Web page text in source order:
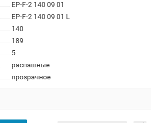
EP-F-2 140 09 01
EP-F-2 140 09 01 L
140
189
5
распашные
прозрачное